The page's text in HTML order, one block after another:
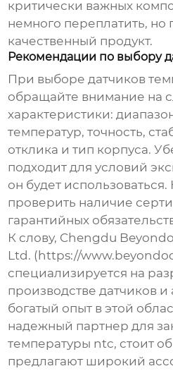
критически важных
немного переплатить,
качественный продукт.
Рекомендации по выбору
При выборедатчиков
обращайте внимание на
характеристики:
температур, точность,
отклика и тип корпуса.
подходит для условий
он будет использоваться.
проверить наличие
гарантийных
К слову, Chengdu
Ltd. (https://
специализируется на
производстве датчиков и
богатый опыт в этой
надежный партнер для
температуры ntc, стоит
предлагают широкий